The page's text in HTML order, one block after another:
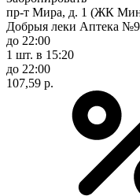
пр-т Мира, д. 1 (ЖК
Добрыя леки Аптека
до 22:00
1 шт. в 15:20
до 22:00
107,59 р.